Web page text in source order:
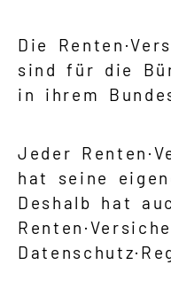
Die
sind für die
in ihrem
Jeder
hat seine
Deshalb hat